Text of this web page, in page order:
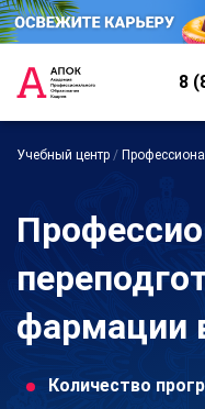
8
Учебный центр /
фармации
Количество